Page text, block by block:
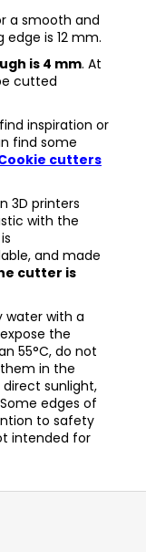
a smooth and
is 12 mm.
is 4 mm. At
cutted
inspiration or
find some
cutters
3D printers
with the
and made
cutter is
water with a
the
55°C, do not
in the
sunlight,
edges of
to safety
intended for